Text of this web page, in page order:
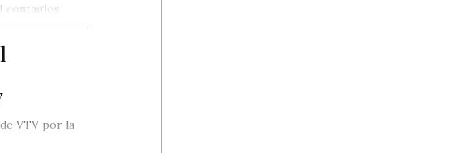
contagios
VTV por la